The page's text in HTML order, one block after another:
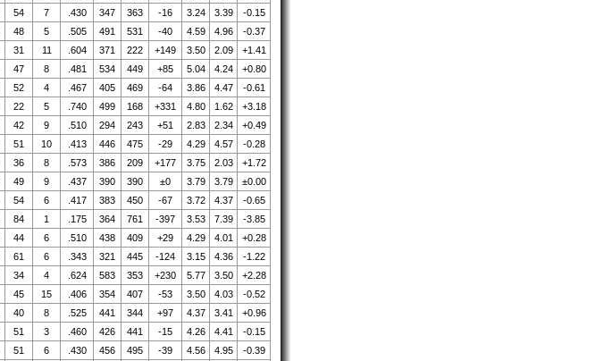
54 7 .430 347 363 -16 3.24 3.39
-0.15
48 5 .505 491 531 -40 4.59 4.96
-0.37
31 11 .604 371 222 +149 3.50 2.09
+1.41
47 8 .481 534 449 +85 5.04 4.24
+0.80
52 4 .467 405 469 -64 3.86 4.47
-0.61
22 5 .740 499 168 +331 4.80 1.62
+3.18
42 9 .510 294 243 +51 2.83 2.34
+0.49
51 10 .413 446 475 -29 4.29 4.57
-0.28
36 8 .573 386 209 +177 3.75 2.03
+1.72
49 9 .437 390 390 ±0 3.79 3.79
±0.00
54 6 .417 383 450 -67 3.72 4.37
-0.65
84 1 .175 364 761 -397 3.53 7.39
-3.85
44 6 .510 438 409 +29 4.29 4.01
+0.28
61 6 .343 321 445 -124 3.15 4.36
-1.22
34 4 .624 583 353 +230 5.77 3.50
+2.28
45 15 .406 354 407 -53 3.50 4.03
-0.52
40 8 .525 441 344 +97 4.37 3.41
+0.96
51 3 .460 426 441 -15 4.26 4.41
-0.15
51 6 .430 456 495 -39 4.56 4.95 -0.39